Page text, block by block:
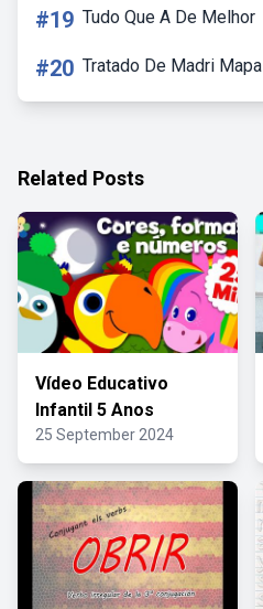
#19 Tudo Que A De Melhor
#20 Tratado De Madri Mapa
Related Posts
Vídeo Educativo
Infantil 5 Anos
25 September 2024